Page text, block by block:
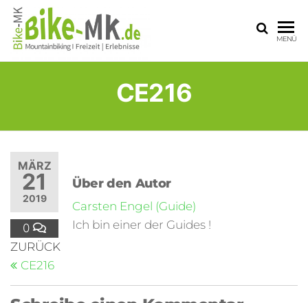
MK
Sauerland
MENÜ
CE216
MÄRZ
21
2019
0
ZURÜCK
CE216
Über den Autor
Carsten Engel (Guide)
Ich bin einer der Guides !